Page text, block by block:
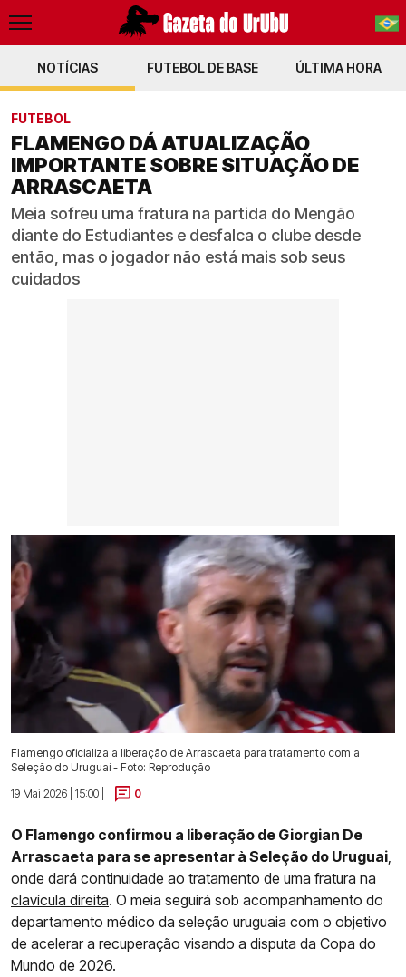
PT-BR
NOTÍCIAS FUTEBOL DE BASE ÚLTIMA HORA
FUTEBOL
FLAMENGO DÁ ATUALIZAÇÃO
IMPORTANTE SOBRE SITUAÇÃO DE
ARRASCAETA
Meia sofreu uma fratura na partida do Mengão
diante do Estudiantes e desfalca o clube desde
então, mas o jogador não está mais sob seus
cuidados
Flamengo oficializa a liberação de Arrascaeta para tratamento com a
Seleção do Uruguai - Foto: Reprodução
19 Mai 2026 | 15:00 |
0
O Flamengo confirmou a liberação de Giorgian De
Arrascaeta para se apresentar à Seleção do Uruguai,
onde dará continuidade ao tratamento de uma fratura na
clavícula direita. O meia seguirá sob acompanhamento do
departamento médico da seleção uruguaia com o objetivo
de acelerar a recuperação visando a disputa da Copa do
Mundo de 2026.